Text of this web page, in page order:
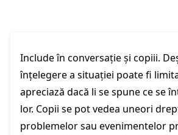
Include în conversație și copiii.
înțelegere a situației poate fi
apreciază dacă li se spune ce se
lor. Copii se pot vedea uneori
problemelor sau evenimentelor